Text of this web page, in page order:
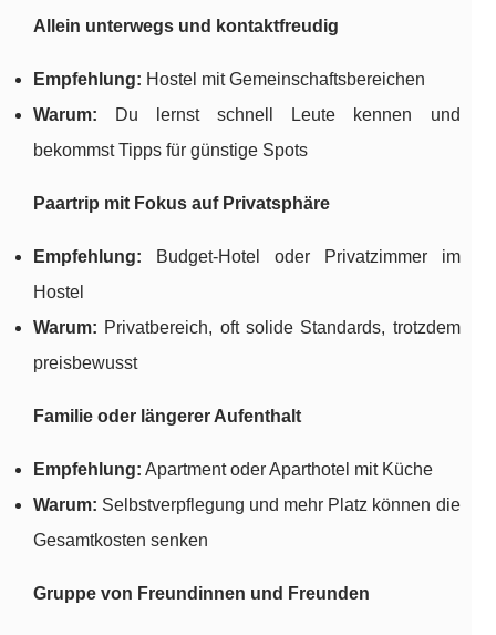
Allein unterwegs und kontaktfreudig
Empfehlung: Hostel mit Gemeinschaftsbereichen
Warum: Du lernst schnell Leute kennen und
bekommst Tipps für günstige Spots
Paartrip mit Fokus auf Privatsphäre
Empfehlung: Budget-Hotel oder Privatzimmer im
Hostel
Warum: Privatbereich, oft solide Standards, trotzdem
preisbewusst
Familie oder längerer Aufenthalt
Empfehlung: Apartment oder Aparthotel mit Küche
Warum: Selbstverpflegung und mehr Platz können die
Gesamtkosten senken
Gruppe von Freundinnen und Freunden